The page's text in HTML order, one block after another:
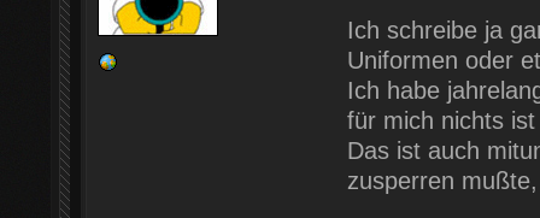
Ich schreibe ja
Uniformen oder
Ich habe
für mich nichts
Das ist auch
zusperren